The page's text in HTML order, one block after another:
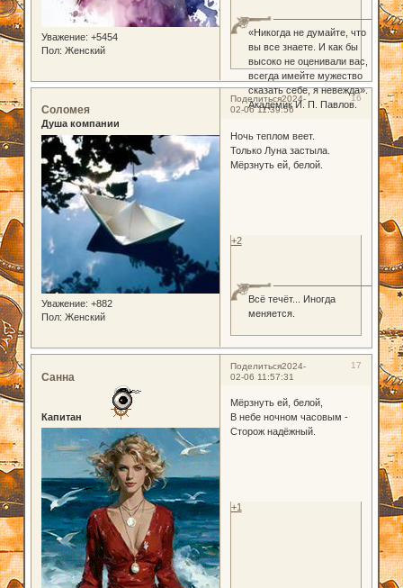
Уважение: +5454
Пол: Женский
«Никогда не думайте, что
вы все знаете. И как бы
высоко не оценивали вас,
всегда имейте мужество
сказать себе, я невежда».
Академик И. П. Павлов.
Поделиться 16
2024-
02-06 11:39:56
Соломея
Душа компании
Уважение: +882
Пол: Женский
Ночь теплом веет.
Только Луна застыла.
Мёрзнуть ей, белой.
Всё течёт... Иногда
меняется.
+2
Поделиться 17
2024-
02-06 11:57:31
Санна
Капитан
Мёрзнуть ей, белой,
В небе ночном часовым -
Сторож надёжный.
+1